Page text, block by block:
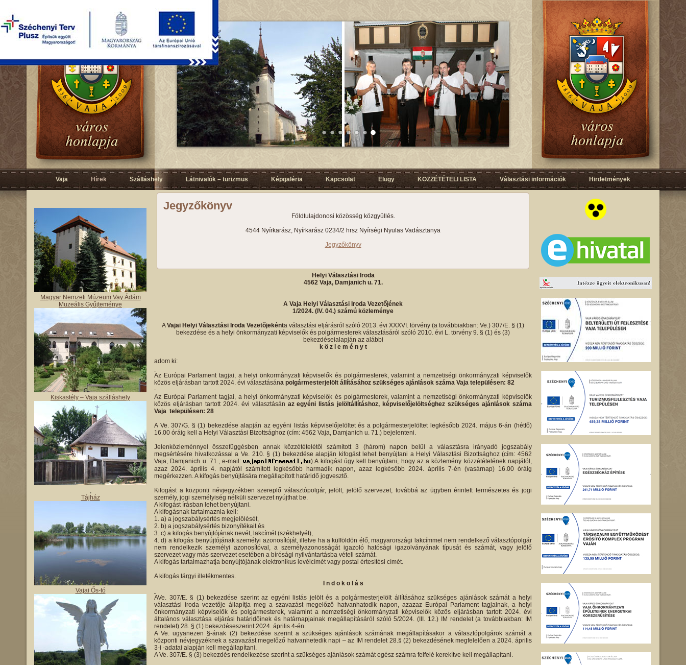
Vaja Hírek Szálláshely Látnivalók – turizmus Képgaléria Kapcsolat Elügy KÖZZÉTÉTELI LISTA Választási információk Hirdetmények
Magyar Nemzeti Múzeum Vay Ádám
Muzeális Gyűjteménye
Kiskastély – Vaja szálláshely
,
Tájház
Vajai Ős-tó
Jegyzőkönyv
Földtulajdonosi közösség közgyüllés.
4544 Nyírkarász, Nyírkarász 0234/2 hrsz Nyírségi Nyulas Vadásztanya
Jegyzőkönyv
Helyi Választási Iroda
4562 Vaja, Damjanich u. 71.
A Vaja Helyi Választási Iroda Vezetőjének
1/2024. (IV. 04.) számú közleménye
AVajai Helyi Választási Iroda Vezetőjekénta választási eljárásról szóló 2013. évi XXXVI. törvény (a továbbiakban: Ve.) 307/E. § (1)
bekezdése és a helyi önkormányzati képviselők és polgármesterek választásáról szóló 2010. évi L. törvény 9. § (1) és (3)
bekezdéseialapján az alábbi
k ö z l e m é n y t
adom ki:
Az Európai Parlament tagjai, a helyi önkormányzati képviselők és polgármesterek, valamint a nemzetiségi önkormányzati képviselők
közös eljárásban tartott 2024. évi választásána polgármesterjelölt állításához szükséges ajánlások száma Vaja településen: 82
Az Európai Parlament tagjai, a helyi önkormányzati képviselők és polgármesterek, valamint a nemzetiségi önkormányzati képviselők
közös eljárásban tartott 2024. évi választásán az egyéni listás jelöltállításhoz, képviselőjelöltséghez szükséges ajánlások száma
Vaja településen: 28
A Ve. 307/G. § (1) bekezdése alapján az egyéni listás képviselőjelöltet és a polgármesterjelöltet legkésőbb 2024. május 6-án (hétfő)
16.00 óráig kell a Helyi Választási Bizottsághoz (cím: 4562 Vaja, Damjanich u. 71.) bejelenteni.
Jelenközleménnyel összefüggésben annak közzétételétől számított 3 (három) napon belül a választásra irányadó jogszabály
megsértésére hivatkozással a Ve. 210. § (1) bekezdése alapján kifogást lehet benyújtani a Helyi Választási Bizottsághoz (cím: 4562
Vaja, Damjanich u. 71., e-mail:
).A kifogást úgy kell benyújtani, hogy az a közlemény közzétételének napjától,
azaz 2024. április 4. napjától számított legkésőbb harmadik napon, azaz legkésőbb 2024. április 7-én (vasárnap) 16.00 óráig
megérkezzen. A kifogás benyújtására megállapított határidő jogvesztő.
Kifogást a központi névjegyzékben szereplő választópolgár, jelölt, jelölő szervezet, továbbá az ügyben érintett természetes és jogi
személy, jogi személyiség nélküli szervezet nyújthat be.
A kifogást írásban lehet benyújtani.
A kifogásnak tartalmaznia kell:
a) a jogszabálysértés megjelölését,
b) a jogszabálysértés bizonyítékait és
c) a kifogás benyújtójának nevét, lakcímét (székhelyét),
d) a kifogás benyújtójának személyi azonosítóját, illetve ha a külföldön élő, magyarországi lakcímmel nem rendelkező választópolgár
nem rendelkezik személyi azonosítóval, a személyazonosságát igazoló hatósági igazolványának típusát és számát, vagy jelölő
szervezet vagy más szervezet esetében a bírósági nyilvántartásba vételi számát.
A kifogás tartalmazhatja benyújtójának elektronikus levélcímét vagy postai értesítési címét.
A kifogás tárgyi illetékmentes.
I n d o k o l á s
AVe. 307/E. § (1) bekezdése szerint az egyéni listás jelölt és a polgármesterjelölt állításához szükséges ajánlások számát a helyi
választási iroda vezetője állapítja meg a szavazást megelőző hatvanhatodik napon, azazaz Európai Parlament tagjainak, a helyi
önkormányzati képviselők és polgármesterek, valamint a nemzetiségi önkormányzati képviselők közös eljárásban tartott 2024. évi
általános választása eljárási határidőinek és határnapjainak megállapításáról szóló 5/2024. (III. 12.) IM rendelet (a továbbiakban: IM
rendelet) 28. § (1) bekezdéseszerint 2024. április 4-én.
A Ve. ugyanezen §-ának (2) bekezdése szerint a szükséges ajánlások számának megállapításakor a választópolgárok számát a
központi névjegyzéknek a szavazást megelőző hatvanhetedik napi – az IM rendelet 28.§ (2) bekezdésének megfelelően a 2024. április
3-i -adatai alapján kell megállapítani.
A Ve. 307/E. § (3) bekezdés rendelkezése szerint a szükséges ajánlások számát egész számra felfelé kerekítve kell megállapítani.